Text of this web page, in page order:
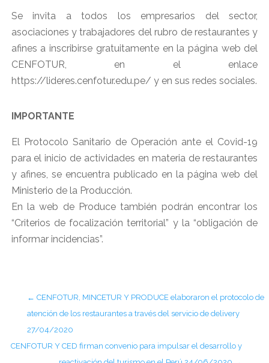
Se invita a todos los empresarios del sector,
asociaciones y trabajadores del rubro de restaurantes y
afines a inscribirse gratuitamente en la página web del
CENFOTUR, en el enlace
https://lideres.cenfotur.edu.pe/ y en sus redes sociales.
IMPORTANTE
El Protocolo Sanitario de Operación ante el Covid-19
para el inicio de actividades en materia de restaurantes
y afines, se encuentra publicado en la página web del
Ministerio de la Producción.
En la web de Produce también podrán encontrar los
“Criterios de focalización territorial” y la “obligación de
informar incidencias”.
← CENFOTUR, MINCETUR Y PRODUCE elaboraron el protocolo de
atención de los restaurantes a través del servicio de delivery
27/04/2020
CENFOTUR Y CED firman convenio para impulsar el desarrollo y